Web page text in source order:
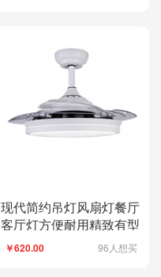
现代简约吊灯风扇灯餐厅
客厅灯方便耐用精致有型
￥620.00 96人想买